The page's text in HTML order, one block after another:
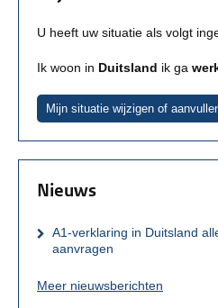
U heeft uw situatie als volgt
Ik woon in Duitsland ik ga
Mijn situatie wijzigen of
Nieuws
A1-verklaring in Duitsland
aanvragen
Meer nieuwsberichten